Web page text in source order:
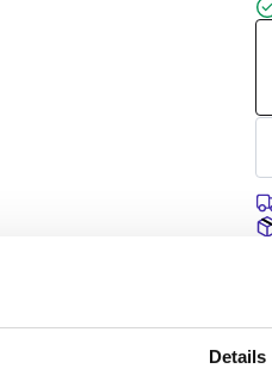
Details
REZENSIONEN (0)